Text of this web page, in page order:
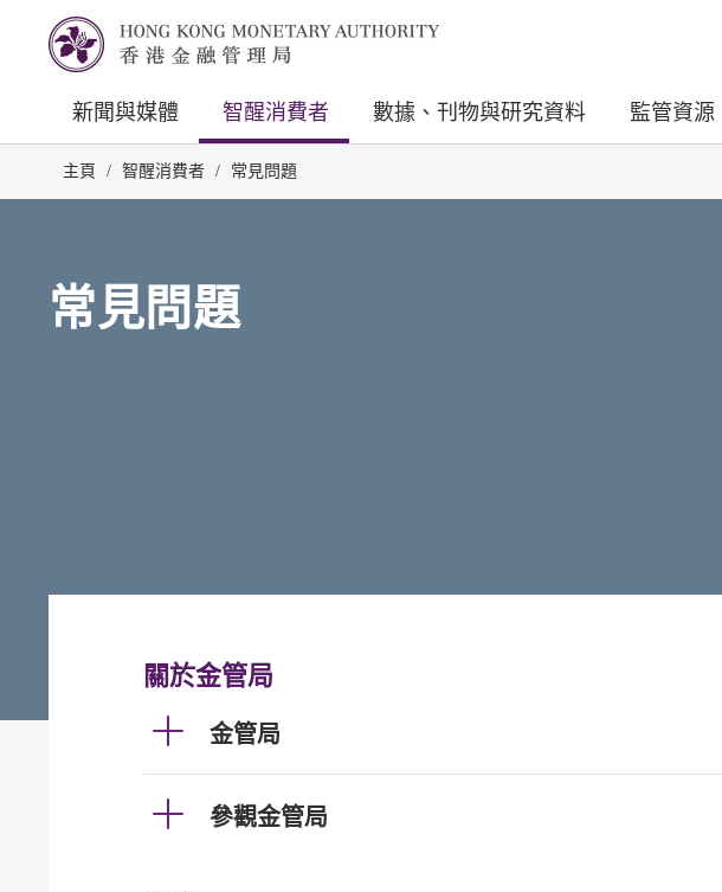
新聞與媒體 智醒消費者 數據、刊物與研究資料 監管資源
主頁 / 智醒消費者 / 常見問題
常見問題
關於金管局
金管局
參觀金管局